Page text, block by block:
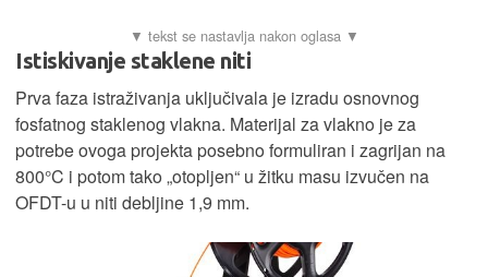
Istiskivanje staklene niti
Prva faza istraživanja uključivala je izradu osnovnog
fosfatnog staklenog vlakna. Materijal za vlakno je za
potrebe ovoga projekta posebno formuliran i zagrijan na
800°C i potom tako „otopljen“ u žitku masu izvučen na
OFDT-u u niti debljine 1,9 mm.